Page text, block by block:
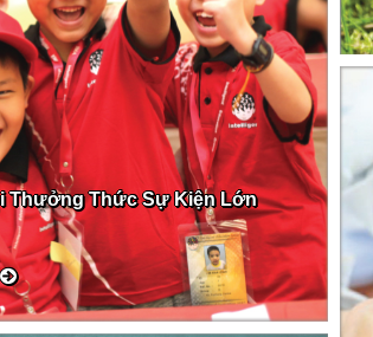
Thưởng Thức Sự Kiện Lớn